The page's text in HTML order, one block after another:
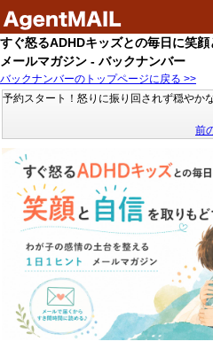
すぐ怒るADHDキッズとの毎日に笑
メールマガジン - バックナンバー
バックナンバーのトップページに戻る >>
予約スタート！怒りに振り回されず穏やか
前